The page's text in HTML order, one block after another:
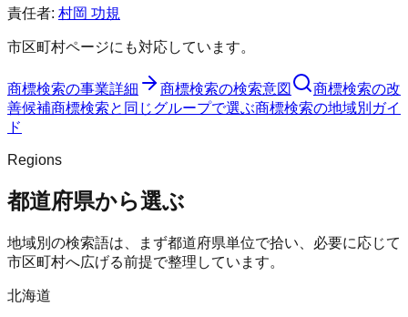
責任者: 村岡 功規
市区町村ページにも対応しています。
商標検索の事業詳細 商標検索の検索意図 商標検索の改
善候補商標検索と同じグループで選ぶ商標検索の地域別ガイ
ド
Regions
都道府県から選ぶ
地域別の検索語は、まず都道府県単位で拾い、必要に応じて
市区町村へ広げる前提で整理しています。
北海道